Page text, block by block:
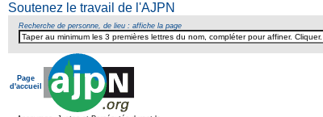
Soutenez le travail de l'AJPN
Recherche de personne, de lieu : affiche la page
Page
d'accueil